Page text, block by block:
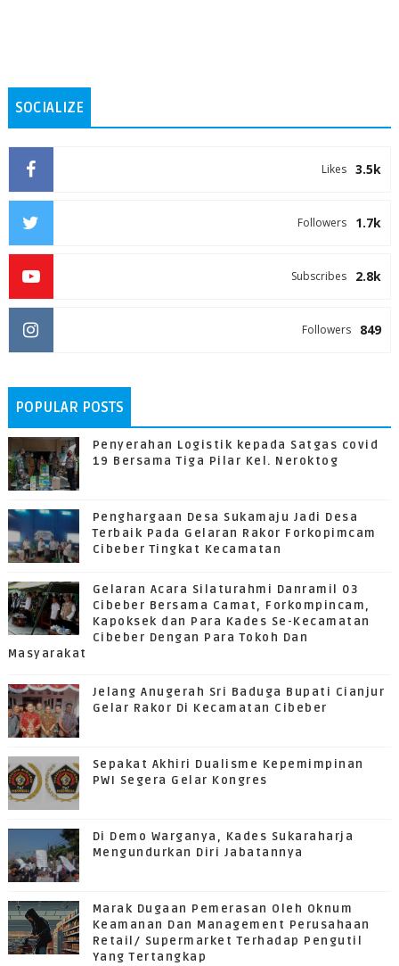
SOCIALIZE
3.5k
Likes
1.7k
Followers
2.8k
Subscribes
849
Followers
POPULAR POSTS
Penyerahan Logistik kepada Satgas covid
19 Bersama Tiga Pilar Kel. Neroktog
Penghargaan Desa Sukamaju Jadi Desa
Terbaik Pada Gelaran Rakor Forkopimcam
Cibeber Tingkat Kecamatan
Gelaran Acara Silaturahmi Danramil 03
Cibeber Bersama Camat, Forkompincam,
Kapoksek dan Para Kades Se-Kecamatan
Cibeber Dengan Para Tokoh Dan
Masyarakat
Jelang Anugerah Sri Baduga Bupati Cianjur
Gelar Rakor Di Kecamatan Cibeber
Sepakat Akhiri Dualisme Kepemimpinan
PWI Segera Gelar Kongres
Di Demo Warganya, Kades Sukaraharja
Mengundurkan Diri Jabatannya
Marak Dugaan Pemerasan Oleh Oknum
Keamanan Dan Management Perusahaan
Retail/ Supermarket Terhadap Pengutil
Yang Tertangkap